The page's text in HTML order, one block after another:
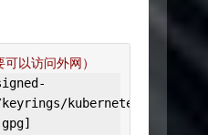
以访问外网）
kubernetes-